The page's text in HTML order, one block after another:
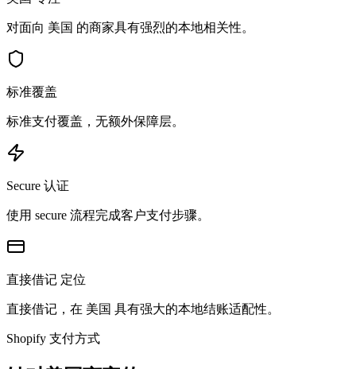
对面向 美国 的商家具有强烈的本地相关性。
标准覆盖
标准支付覆盖，无额外保障层。
Secure 认证
使用 secure 流程完成客户支付步骤。
直接借记 定位
直接借记，在 美国 具有强大的本地结账适配性。
Shopify 支付方式